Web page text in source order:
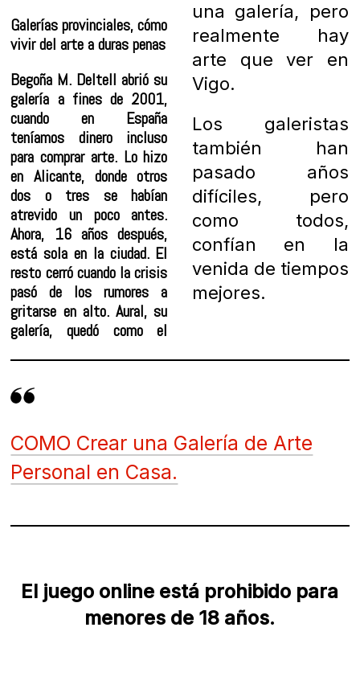
Galerías provinciales, cómo
vivir del arte a duras penas
Begoña M. Deltell abrió su
galería a fines de 2001,
cuando en España
teníamos dinero incluso
para comprar arte. Lo hizo
en Alicante, donde otros
dos o tres se habían
atrevido un poco antes.
Ahora, 16 años después,
está sola en la ciudad. El
resto cerró cuando la crisis
pasó de los rumores a
gritarse en alto. Aural, su
galería, quedó como el
una galería, pero
realmente hay
arte que ver en
Vigo.
Los galeristas
también han
pasado años
difíciles, pero
como todos,
confían en la
venida de tiempos
mejores.
COMO Crear una Galería de Arte
Personal en Casa.
El juego online está prohibido para
menores de 18 años.